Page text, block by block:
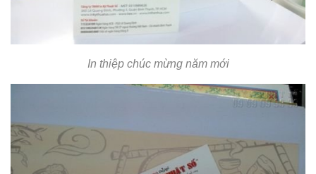
In thiệp chúc mừng năm mới